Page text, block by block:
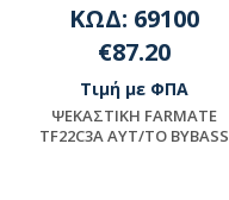
ΚΩΔ: 69100
€87.20
Τιμή με ΦΠΑ
ΨEKAΣTIKH FARMATE
TF22C3A AYT/TO BYBASS